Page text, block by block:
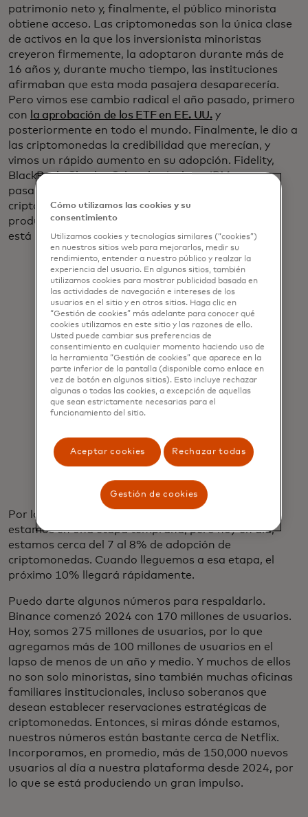
patrimonio neto y, finalmente, el público minorista
obtiene acceso. Las criptomonedas son la única clase
de activos en la que los inversionista minoristas
creyeron firmemente, la adoptaron durante más de
16 años y, durante mucho tiempo, las instituciones
afirmaban que esta moda pasajera desaparecería.
Pero vimos ese cambio radical el año pasado, primero
con
la aprobación de los ETF en EE. UU.y
posteriormente en todo el mundo. Finalmente, le dio a
las criptomonedas la credibilidad que merecían, y
vimos un rápido aumento en su adopción. Fidelity,
BlackRock, Charles Schwab e incluso JPMorgan
pasaron de ser grandes escépticos de las
criptomonedas a convertir en creyentes y ofrecer
productos derivados de ellas. Esa ola institucional
está llegando.
La visión de Binance desde el primer
día es apoyar la libertad del dinero a
nivel mundial ... Las personas deben
tener la capacidad de hacer uso de su
donde lo deseen.
Por lo tanto, se puede argumentar que todavía
estamos en una etapa temprana, pero hoy en día,
estamos cerca del 7 al 8% de adopción de
criptomonedas. Cuando lleguemos a esa etapa, el
próximo 10% llegará rápidamente.
Puedo darte algunos números para respaldarlo.
Binance comenzó 2024 con 170 millones de usuarios.
Hoy, somos 275 millones de usuarios, por lo que
agregamos más de 100 millones de usuarios en el
lapso de menos de un año y medio. Y muchos de ellos
no son solo minoristas, sino también muchas oficinas
familiares institucionales, incluso soberanos que
desean establecer reservaciones estratégicas de
criptomonedas. Entonces, si miras dónde estamos,
nuestros números están bastante cerca de Netflix.
Incorporamos, en promedio, más de 150,000 nuevos
usuarios al día a nuestra plataforma desde 2024, por
lo que se está produciendo un gran impulso.
Cómo utilizamos las cookies y su
consentimiento
Utilizamos cookies y tecnologías similares (“cookies”)
en nuestros sitios web para mejorarlos, medir su
rendimiento, entender a nuestro público y realzar la
experiencia del usuario. En algunos sitios, también
utilizamos cookies para mostrar publicidad basada en
las actividades de navegación e intereses de los
usuarios en el sitio y en otros sitios. Haga clic en
“Gestión de cookies” más adelante para conocer qué
cookies utilizamos en este sitio y las razones de ello.
Usted puede cambiar sus preferencias de
consentimiento en cualquier momento haciendo uso de
la herramienta “Gestión de cookies” que aparece en la
parte inferior de la pantalla (disponible como enlace en
vez de botón en algunos sitios). Esto incluye rechazar
algunas o todas las cookies, a excepción de aquellas
que sean estrictamente necesarias para el
funcionamiento del sitio.
Aceptar cookies Rechazar todas
Gestión de cookies